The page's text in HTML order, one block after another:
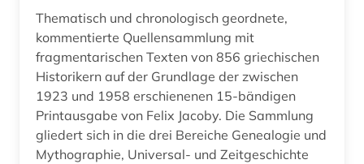
Thematisch und chronologisch geordnete,
kommentierte Quellensammlung mit
fragmentarischen Texten von 856 griechischen
Historikern auf der Grundlage der zwischen
1923 und 1958 erschienenen 15-bändigen
Printausgabe von Felix Jacoby. Die Sammlung
gliedert sich in die drei Bereiche Genealogie und
Mythographie, Universal- und Zeitgeschichte